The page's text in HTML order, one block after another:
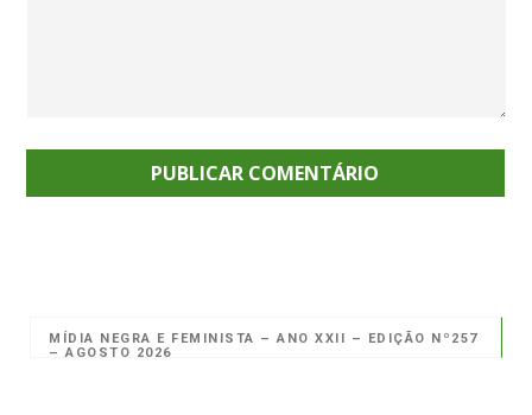
MÍDIA NEGRA E FEMINISTA – ANO XXII – EDIÇÃO Nº257
– AGOSTO 2026